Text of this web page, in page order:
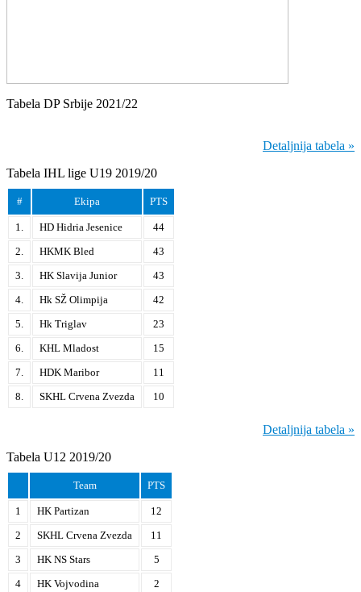
Tabela DP Srbije 2021/22
Detaljnija tabela »
Tabela IHL lige U19 2019/20
# Ekipa PTS
1. HD Hidria Jesenice
44
2.
HKMK Bled
43
3.
HK Slavija Junior
43
4.
Hk SŽ Olimpija
42
5.
Hk Triglav
23
6.
KHL Mladost
15
7.
HDK Maribor
11
8.
SKHL Crvena Zvezda 10
Detaljnija tabela »
Tabela U12 2019/20
Team PTS
1 HK Partizan
12
2
SKHL Crvena Zvezda
11
3
HK NS Stars
5
4
HK Vojvodina
2